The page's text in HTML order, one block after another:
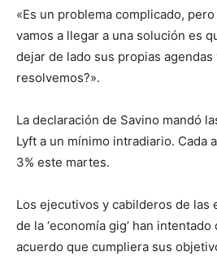
«Es un problema complicado,
vamos a llegar a una solución es
dejar de lado sus propias agendas
resolvemos?».
La declaración de Savino mandó
Lyft a un mínimo intradiario. Cada
3% este martes.
Los ejecutivos y cabilderos de las
de la ‘economía gig’ han
acuerdo que cumpliera sus